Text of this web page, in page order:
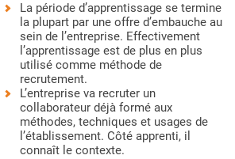
La période d’apprentissage se termine
la plupart par une offre d’embauche au
sein de l’entreprise. Effectivement
l’apprentissage est de plus en plus
utilisé comme méthode de
recrutement.
L’entreprise va recruter un
collaborateur déjà formé aux
méthodes, techniques et usages de
l’établissement. Côté apprenti, il
connaît le contexte.